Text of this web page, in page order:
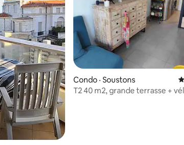
Condo · Soustons
T2 40 m2, grande terrasse + vélos et